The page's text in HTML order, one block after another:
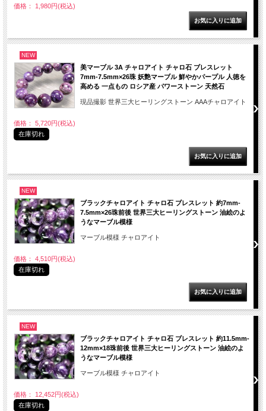
価格： 1,980円(税込)
NEW
美マーブル 3A チャロアイト チャロ石 ブレスレット
7mm-7.5mm×26珠 妖艶マーブル 鮮やかパープル 人徳を
高める 一点もの ロシア産 パワーストーン 天然石
現品撮影 世界三大ヒーリングストーン AAAチャロアイト
価格： 5,720円(税込)
在庫切れ
NEW
ブラックチャロアイト チャロ石 ブレスレット 約7mm-
7.5mm×26珠前後 世界三大ヒーリングストーン 油絵のよ
うなマーブル模様
マーブル模様 チャロアイト
価格： 4,510円(税込)
在庫切れ
NEW
ブラックチャロアイト チャロ石 ブレスレット 約11.5mm-
12mm×18珠前後 世界三大ヒーリングストーン 油絵のよ
うなマーブル模様
マーブル模様 チャロアイト
価格： 12,452円(税込)
在庫切れ